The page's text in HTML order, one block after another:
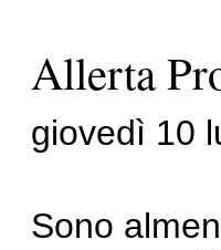
Allerta
giovedì 10
Sono